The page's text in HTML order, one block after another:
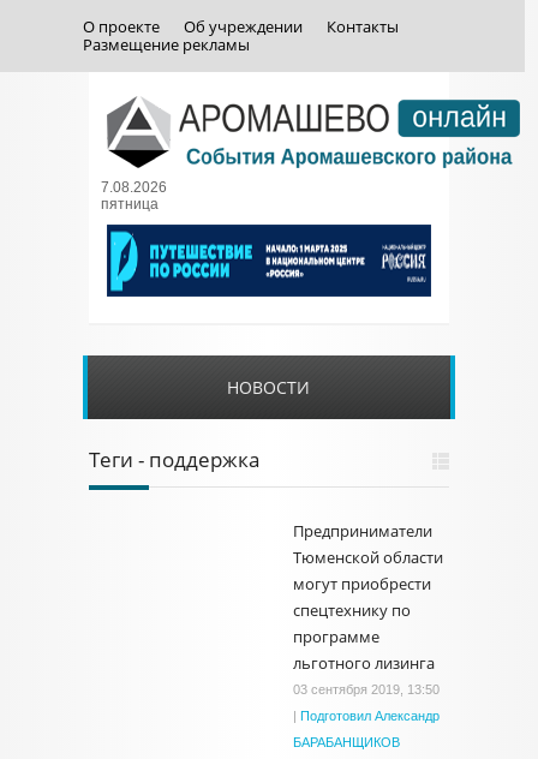
О проекте Об учреждении
Контакты
Размещение рекламы
7.08.2026
пятница
НОВОСТИ
Теги - поддержка
Предприниматели
Тюменской области
могут приобрести
спецтехнику по
программе
льготного лизинга
03 сентября 2019, 13:50
| Подготовил Александр
БАРАБАНЩИКОВ